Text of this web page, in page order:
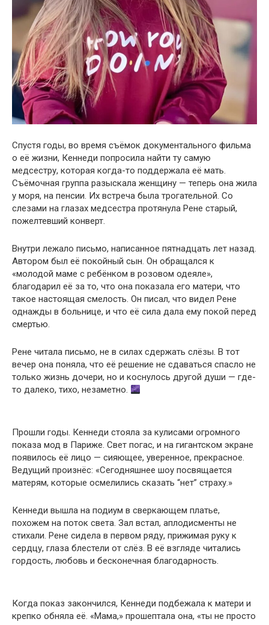
Спустя годы, во время съёмок документального фильма
о её жизни, Кеннеди попросила найти ту самую
медсестру, которая когда-то поддержала её мать.
Съёмочная группа разыскала женщину — теперь она жила
у моря, на пенсии. Их встреча была трогательной. Со
слезами на глазах медсестра протянула Рене старый,
пожелтевший конверт.
Внутри лежало письмо, написанное пятнадцать лет назад.
Автором был её покойный сын. Он обращался к
«молодой маме с ребёнком в розовом одеяле»,
благодарил её за то, что она показала его матери, что
такое настоящая смелость. Он писал, что видел Рене
однажды в больнице, и что её сила дала ему покой перед
смертью.
Рене читала письмо, не в силах сдержать слёзы. В тот
вечер она поняла, что её решение не сдаваться спасло не
только жизнь дочери, но и коснулось другой души — где-
то далеко, тихо, незаметно.
Прошли годы. Кеннеди стояла за кулисами огромного
показа мод в Париже. Свет погас, и на гигантском экране
появилось её лицо — сияющее, уверенное, прекрасное.
Ведущий произнёс: «Сегодняшнее шоу посвящается
матерям, которые осмелились сказать “нет” страху.»
Кеннеди вышла на подиум в сверкающем платье,
похожем на поток света. Зал встал, аплодисменты не
стихали. Рене сидела в первом ряду, прижимая руку к
сердцу, глаза блестели от слёз. В её взгляде читались
гордость, любовь и бесконечная благодарность.
Когда показ закончился, Кеннеди подбежала к матери и
крепко обняла её. «Мама,» прошептала она, «ты не просто